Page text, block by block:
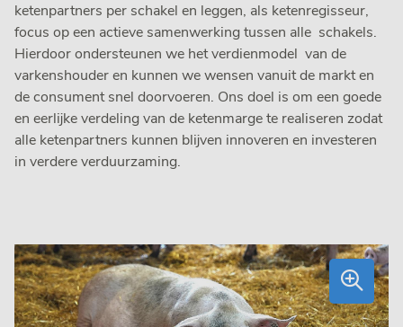
ketenpartners per schakel en leggen, als ketenregisseur,
focus op een actieve samenwerking tussen alle schakels.
Hierdoor ondersteunen we het verdienmodel van de
varkenshouder en kunnen we wensen vanuit de markt en
de consument snel doorvoeren. Ons doel is om een goede
en eerlijke verdeling van de ketenmarge te realiseren zodat
alle ketenpartners kunnen blijven innoveren en investeren
in verdere verduurzaming.